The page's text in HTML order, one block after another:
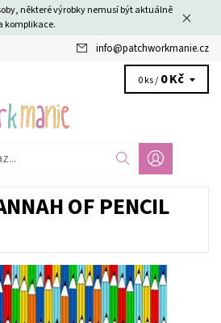
některé výrobky nemusí být aktuálně
komplikace.
info@patchworkmanie.cz
0 ks / 0 Kč
OF PENCIL